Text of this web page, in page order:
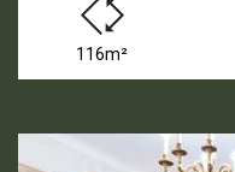
116m²